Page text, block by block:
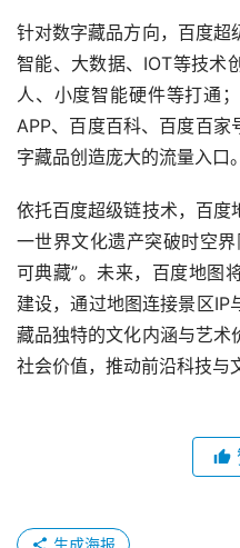
针对数字藏品方向，百度超
智能、大数据、IOT等技术
人、小度智能硬件等打通
APP、百度百科、百度百
字藏品创造庞大的流量入口。
依托百度超级链技术，百度
一世界文化遗产突破时空界
可典藏”。未来，百度地图
建设，通过地图连接景区IP
藏品独特的文化内涵与艺术
社会价值，推动前沿科技与
生成海报